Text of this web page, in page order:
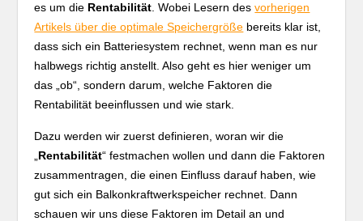
es um die Rentabilität . Wobei Lesern desvorherigen
Artikels über die optimale Speichergröße bereits klar ist,
dass sich ein Batteriesystem rechnet, wenn man es nur
halbwegs richtig anstellt. Also geht es hier weniger um
das „ob“, sondern darum, welche Faktoren die
Rentabilität beeinflussen und wie stark.
Dazu werden wir zuerst definieren, woran wir die
Rentabilität“ festmachen wollen und dann die Faktoren
zusammentragen, die einen Einfluss darauf haben, wie
gut sich ein Balkonkraftwerkspeicher rechnet. Dann
schauen wir uns diese Faktoren im Detail an und